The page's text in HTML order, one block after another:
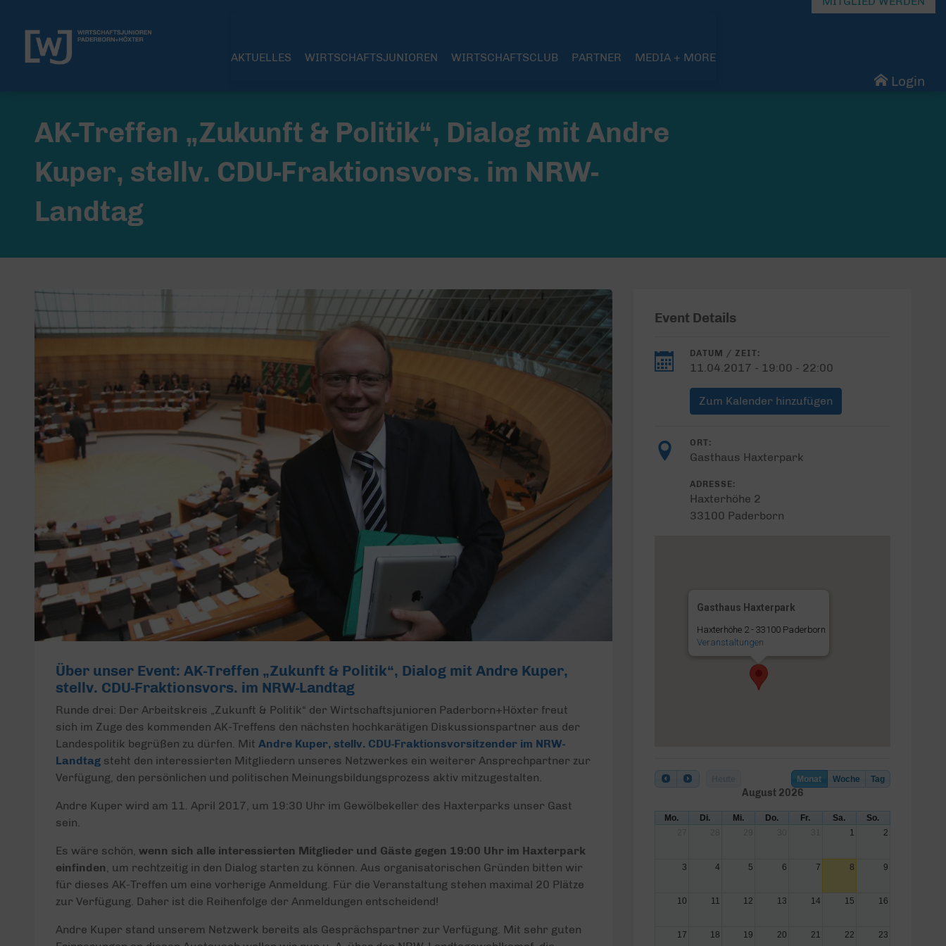
AKTUELLES WIRTSCHAFTSJUNIOREN WIRTSCHAFTSCLUB PARTNER MEDIA + MORE
Login
AK-Treffen „Zukunft & Politik“, Dialog mit Andre
Kuper, stellv. CDU-Fraktionsvors. im NRW-
Landtag
Über unser Event: AK-Treffen „Zukunft & Politik“, Dialog mit Andre Kuper,
stellv. CDU-Fraktionsvors. im NRW-Landtag
Runde drei: Der Arbeitskreis „Zukunft & Politik“ der Wirtschaftsjunioren Paderborn+Höxter freut
sich im Zuge des kommenden AK-Treffens den nächsten hochkarätigen Diskussionspartner aus der
Landespolitik begrüßen zu dürfen. Mit Andre Kuper, stellv. CDU-Fraktionsvorsitzender im NRW-
Landtagsteht den interessierten Mitgliedern unseres Netzwerkes ein weiterer Ansprechpartner zur
Verfügung, den persönlichen und politischen Meinungsbildungsprozess aktiv mitzugestalten.
Andre Kuper wird am 11. April 2017, um 19:30 Uhr im Gewölbekeller des Haxterparks unser Gast
sein.
Es wäre schön, wenn sich alle interessierten Mitglieder und Gäste gegen 19:00 Uhr im Haxterpark
einfinden, um rechtzeitig in den Dialog starten zu können. Aus organisatorischen Gründen bitten wir
für dieses AK-Treffen um eine vorherige Anmeldung. Für die Veranstaltung stehen maximal 20 Plätze
zur Verfügung. Daher ist die Reihenfolge der Anmeldungen entscheidend!
Andre Kuper stand unserem Netzwerk bereits als Gesprächspartner zur Verfügung. Mit sehr guten
Event Details
DATUM / ZEIT:
11.04.2017 - 19:00 - 22:00
Zum Kalender hinzufügen
ORT:
Gasthaus Haxterpark
ADRESSE:
Haxterhöhe 2
33100 Paderborn
Gasthaus Haxterpark
Haxterhöhe 2 - 33100 Paderborn
Veranstaltungen
Monat Woche Tag
August 2026
Mo. Di. Mi. Do. Fr. Sa.
So.
1 2
3 4 5 6 7 8 9
10 11 12 13 14 15 16
17 18 19 20 21 22 23